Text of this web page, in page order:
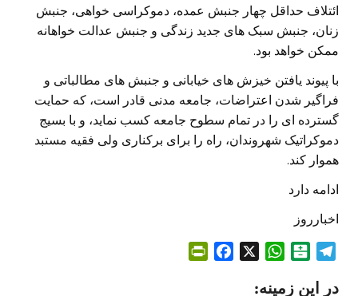
ائتلاف حداقل چهار جنبش عمده، دموکراسی خواهی، جنبش
زنان، جنبش سبک های جدید زندگی و جنبش عدالت خواهانه
ممکن خواهد بود.
با پیوند یافتن خیزش های خیابانی و جنبش های مطالباتی و
فراگیر شدن اعتراضات، جامعه مدنی قادر است، که حمایت
گسترده ای را در تمام سطوح جامعه کسب نماید، و با بسیج
دموکراتیک شهروندان، راه را برای برکناری ولی فقیه مستبد
هموار کند.
ادامه دارد
اخبارروز
l
W
a
در این زمینه: